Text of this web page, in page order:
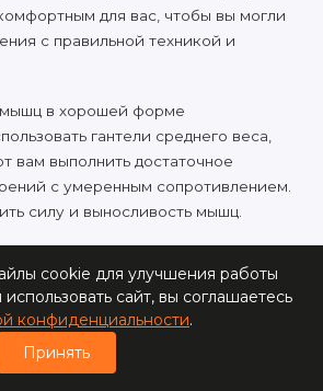
Корзина
для вас, чтобы вы могли
с правильной техникой и
в хорошей форме
гантели среднего веса,
вам выполнить достаточное
с умеренным сопротивлением.
силу и выносливость мышц.
более тяжелые гантели. Они
на мышцы, способствуют их
крайне важно помнить, что
тяжелых грузов необходимо
cookie для улучшения работы
сайт, вы соглашаетесь
конфиденциальности.
Принять